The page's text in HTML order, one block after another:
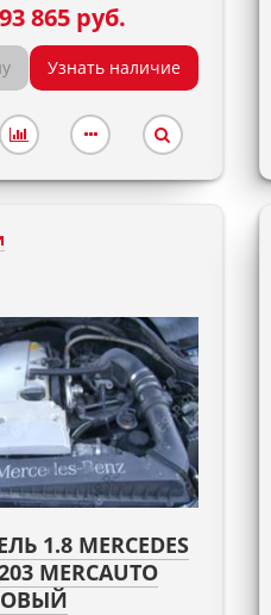
865 руб.
Узнать наличие
1.8 MERCEDES
MERCAUTO